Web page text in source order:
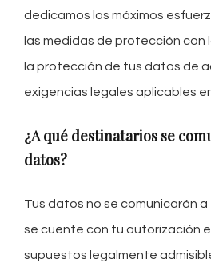
dedicamos los máximos
las medidas de protección con
la protección de tus datos de
exigencias legales aplicables
¿A qué destinatarios se
datos?
Tus datos no se comunicarán
se cuente con tu autorización
supuestos legalmente